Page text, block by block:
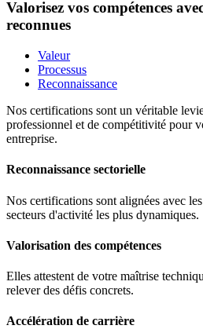
Valorisez vos compétences
reconnues
Valeur
Processus
Reconnaissance
Nos certifications sont un véritable
professionnel et de compétitivité pour
entreprise.
Reconnaissance sectorielle
Nos certifications sont alignées avec
secteurs d'activité les plus dynamiques.
Valorisation des compétences
Elles attestent de votre maîtrise
relever des défis concrets.
Accélération de carrière